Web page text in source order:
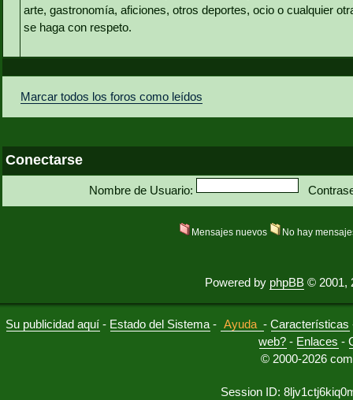
arte, gastronomía, aficiones, otros deportes, ocio o cualquier
se haga con respeto.
Marcar todos los foros como leídos
Conectarse
Nombre de Usuario:
Mensajes nuevos No hay
Powered by phpBB © 2001,
Su publicidad aquí - Estado del Sistema - Ayuda -Características
web? - Enlaces -
© 2000-2026
Session ID: